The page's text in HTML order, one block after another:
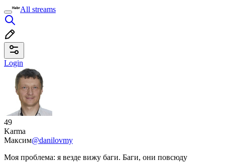
All streams
Login
49
Karma
Максим@danilovmy
Моя проблема: я везде вижу баги. Баги, они повсюду